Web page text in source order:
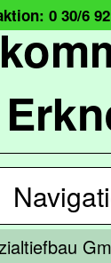
0 30/6